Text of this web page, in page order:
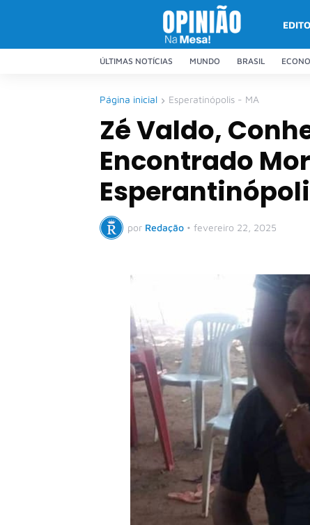
ÚLTIMAS NOTÍCIAS MUNDO BRASIL
Página inicial Esperatinópolis - MA
Zé Valdo,
Encontrado
por Redação • fevereiro 22, 2025